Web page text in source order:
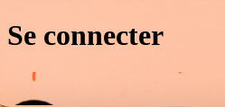
Se connecter